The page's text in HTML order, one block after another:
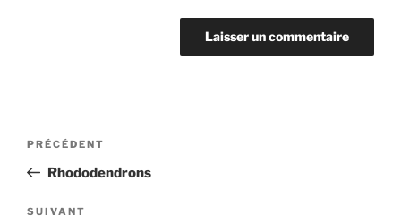
Navigation
l’article
Article
précédent
PRÉCÉDENT
Rhododendrons
Article
SUIVANT